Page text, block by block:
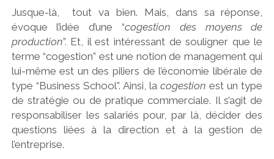
Jusque-là, tout va bien. Mais, dans sa réponse,
évoque l’idée d’une “cogestion des moyens de
production”. Et, il est intéressant de souligner que le
terme “cogestion” est une notion de management qui
lui-même est un des piliers de l’économie libérale de
type “Business School”. Ainsi, lacogestion est un type
de stratégie ou de pratique commerciale. Il s’agit de
responsabiliser les salariés pour, par là, décider des
questions liées à la direction et à la gestion de
l’entreprise.